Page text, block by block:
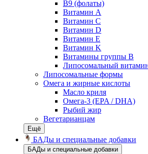
В9 (фолаты)
Витамин A
Витамин C
Витамин D
Витамин E
Витамин K
Витамины группы B
Липосомальный
Липосомальные формы
Омега и жирные кислоты
Масло криля
Омега-3 (EPA / DHA)
Рыбий жир
Вегетарианцам
Ещё
БАДы и специальные добавки
БАДы и специальные добавки